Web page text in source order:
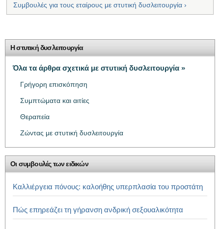
Συμβουλές για τους εταίρους με στυτική δυσλειτουργία ›
Η στυτική δυσλειτουργία
Όλα τα άρθρα σχετικά με στυτική δυσλειτουργία »
Γρήγορη επισκόπηση
Συμπτώματα και αιτίες
Θεραπεία
Ζώντας με στυτική δυσλειτουργία
Οι συμβουλές των ειδικών
Καλλιέργεια πόνους: καλοήθης υπερπλασία του προστάτη
Πώς επηρεάζει τη γήρανση ανδρική σεξουαλικότητα